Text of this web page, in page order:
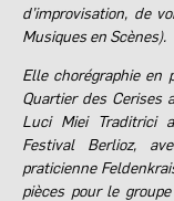
d’improvisation, de
Musiques en Scènes).
Elle chorégraphie en
Quartier des Cerises
Luci Miei Traditrici
Festival Berlioz,
praticienne
pièces pour le